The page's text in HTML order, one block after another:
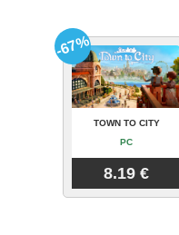
TOWN TO CITY
PC
8.19 €
-67%